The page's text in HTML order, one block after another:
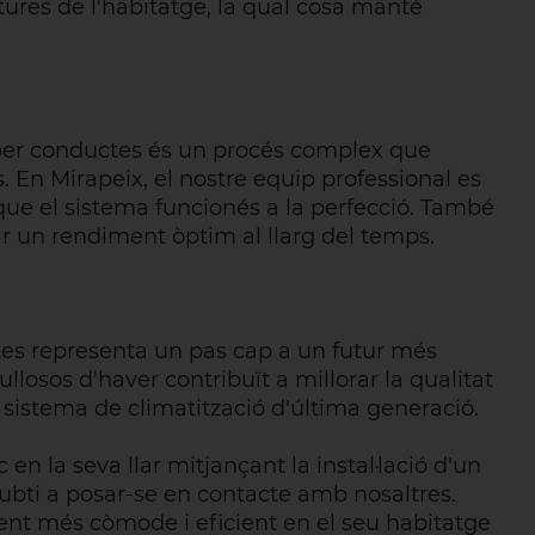
de l'habitatge, la qual cosa manté
conductes és un procés complex que
Mirapeix, el nostre equip professional es
el sistema funcionés a la perfecció. També
un rendiment òptim al llarg del temps.
representa un pas cap a un futur més
d'haver contribuït a millorar la qualitat
de climatització d'última generació.
la seva llar mitjançant la instal·lació d'un
a posar-se en contacte amb nosaltres.
més còmode i eficient en el seu habitatge